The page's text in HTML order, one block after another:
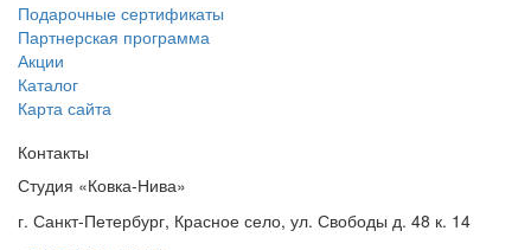
Подарочные сертификаты
Партнерская программа
Акции
Каталог
Карта сайта
Контакты
Студия «Ковка-Нива»
г. Санкт-Петербург, Красное село, ул. Свободы д. 48 к. 14